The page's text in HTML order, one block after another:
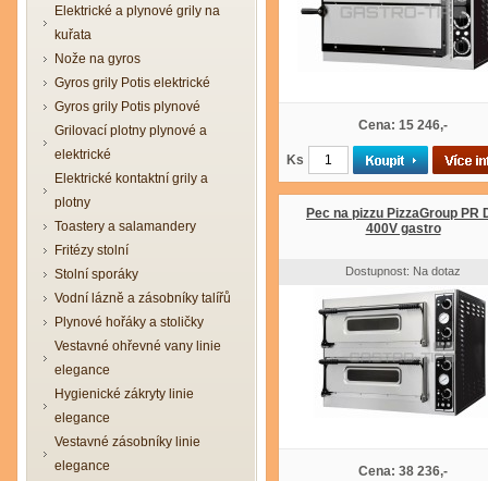
Elektrické a plynové grily na
kuřata
Nože na gyros
Gyros grily Potis elektrické
Gyros grily Potis plynové
Grilovací plotny plynové a
elektrické
Elektrické kontaktní grily a
plotny
Toastery a salamandery
Fritézy stolní
Stolní sporáky
Vodní lázně a zásobníky talířů
Plynové hořáky a stoličky
Vestavné ohřevné vany linie
elegance
Hygienické zákryty linie
elegance
Vestavné zásobníky linie
elegance
Cena: 15 246,-
Ks
Pec na pizzu PizzaGroup PR
400V gastro
Dostupnost: Na dotaz
Cena: 38 236,-